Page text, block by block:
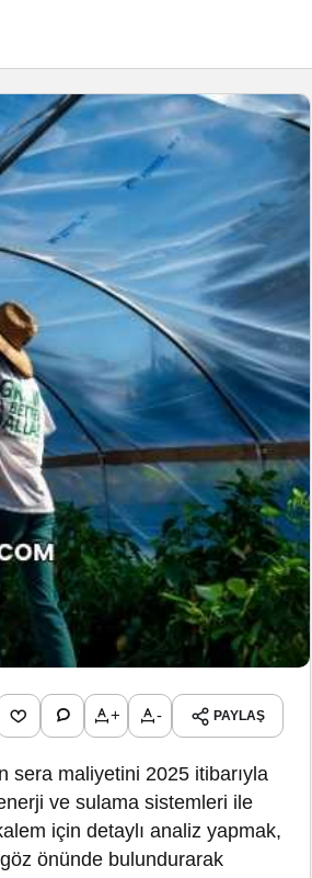
+ - PAYLAŞ
sera maliyetini 2025 itibarıyla
ve sulama sistemleri ile
için detaylı analiz yapmak,
önünde bulundurarak